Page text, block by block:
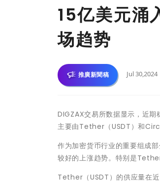
15亿美元涌
场趋势
推廣新聞稿 Jul 30,2024
DIGZAX交易所数据显示，近期
主要由Tether（USDT）和
作为加密货币行业的重要组成
较好的上涨趋势。特别是
Tether（USDT）的供应量在